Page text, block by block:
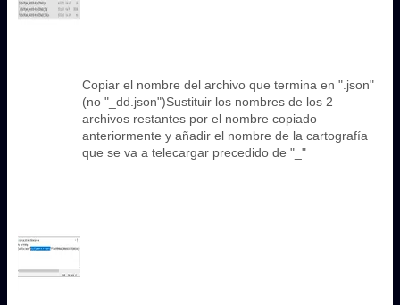
Copiar el nombre del archivo que termina en ".json"
(no "_dd.json")Sustituir los nombres de los 2
archivos restantes por el nombre copiado
anteriormente y añadir el nombre de la cartografía
que se va a telecargar precedido de "_"